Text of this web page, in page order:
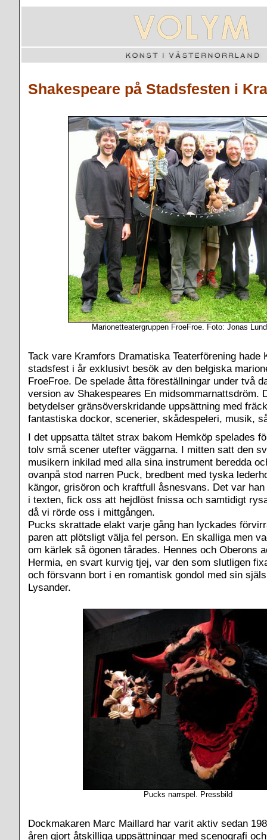
Shakespeare på Stadsfesten i
Marionetteatergruppen FroeFroe. Foto: Jonas
Tack vare Kramfors Dramatiska Teaterförening hade
stadsfest i år exklusivt besök av den belgiska
FroeFroe. De spelade åtta föreställningar under två
version av Shakespeares En midsommarnattsdröm.
betydelser gränsöverskridande uppsättning med
fantastiska dockor, scenerier, skådespeleri, musik,
I det uppsatta tältet strax bakom Hemköp spelades
tolv små scener utefter väggarna. I mitten satt den
musikern inkilad med alla sina instrument beredda
ovanpå stod narren Puck, bredbent med tyska
kängor, grisöron och kraftfull åsnesvans. Det var
i texten, fick oss att hejdlöst fnissa och samtidigt
då vi rörde oss i mittgången.
Pucks skrattade elakt varje gång han lyckades
paren att plötsligt välja fel person. En skalliga men
om kärlek så ögonen tårades. Hennes och Oberons
Hermia, en svart kurvig tjej, var den som slutligen
och försvann bort i en romantisk gondol med sin
Lysander.
Pucks narrspel. Pressbild
Dockmakaren Marc Maillard har varit aktiv sedan
åren gjort åtskilliga uppsättningar med scenografi